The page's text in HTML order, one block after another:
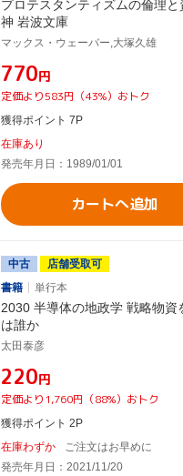
プロテスタンティズムの倫理
神 岩波文庫
マックス・ウェーバー,大塚久雄
¥770円
定価より583円（43%）おトク
獲得ポイント 7P
在庫あり
発売年月日：1989/01/01
カートへ追加
中古
店舗受取可
書籍
単行本
2030 半導体の地政学 戦略物資
は誰か
太田泰彦
¥220円
定価より1,760円（88%）おトク
獲得ポイント 2P
在庫わずか
ご注文はお早めに
発売年月日：2021/11/20